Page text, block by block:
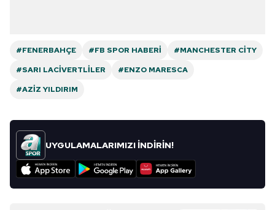
#FENERBAHÇE #FB SPOR HABERI
#MANCHESTER CITY
#SARI LACIVERTLILER
#ENZO MARESCA
#AZIZ YILDIRIM
UYGULAMALARIMIZI İNDİRİN!